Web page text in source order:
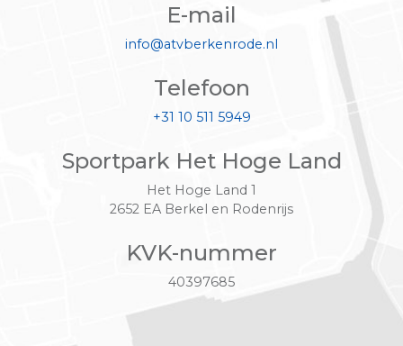
E-mail
info@atvberkenrode.nl
Telefoon
+31 10 511 5949
Sportpark Het Hoge Land
Het Hoge Land 1
2652 EA Berkel en Rodenrijs
KVK-nummer
40397685